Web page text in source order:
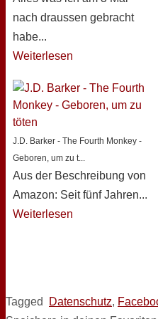
nach draussen gebracht
habe...
Weiterlesen
J.D. Barker - The Fourth Monkey -
Geboren, um zu t...
Aus der Beschreibung von
Amazon: Seit fünf Jahren...
Weiterlesen
Tagged Datenschutz,